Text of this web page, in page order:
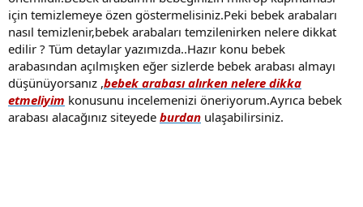
için temizlemeye özen göstermelisiniz.Peki bebek arabaları
nasıl temizlenir,bebek arabaları temzilenirken nelere dikkat
edilir ? Tüm detaylar yazımızda..Hazır konu bebek
arabasından açılmışken eğer sizlerde bebek arabası almayı
düşünüyorsanız ,bebek arabası alırken nelere dikka
etmeliyim konusunu incelemenizi öneriyorum.Ayrıca bebek
arabası alacağınız siteyede burdan ulaşabilirsiniz.